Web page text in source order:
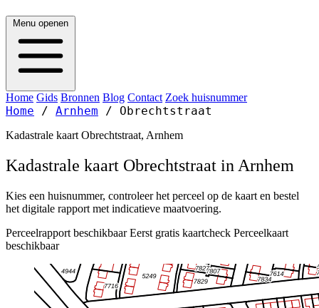
Menu openen
Home Gids Bronnen Blog Contact Zoek huisnummer
Home / Arnhem / Obrechtstraat
Kadastrale kaart Obrechtstraat, Arnhem
Kadastrale kaart Obrechtstraat in Arnhem
Kies een huisnummer, controleer het perceel op de kaart en bestel
het digitale rapport met indicatieve maatvoering.
Perceelrapport beschikbaar Eerst gratis kaartcheck Perceelkaart
beschikbaar